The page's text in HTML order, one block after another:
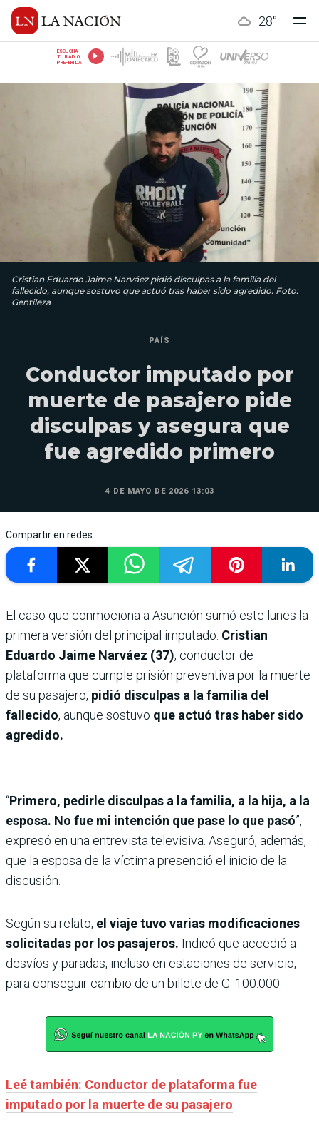
28°
ESCUCHÁ
TU RADIO
PREFERIDA
Cristian Eduardo Jaime Narváez pidió disculpas a la familia del
fallecido, aunque sostuvo que actuó tras haber sido agredido. Foto:
Gentileza
PAÍS
Conductor imputado por
muerte de pasajero pide
disculpas y asegura que
fue agredido primero
4 DE MAYO DE 2026 13:03
Compartir en redes
El caso que conmociona a Asunción sumó este lunes la
primera versión del principal imputado. Cristian
Eduardo Jaime Narváez (37), conductor de
plataforma que cumple prisión preventiva por la muerte
de su pasajero, pidió disculpas a la familia del
fallecido, aunque sostuvo que actuó tras haber sido
agredido.
“Primero, pedirle disculpas a la familia, a la hija, a la
esposa. No fue mi intención que pase lo que pasó”,
expresó en una entrevista televisiva. Aseguró, además,
que la esposa de la víctima presenció el inicio de la
discusión.
Según su relato, el viaje tuvo varias modificaciones
solicitadas por los pasajeros. Indicó que accedió a
desvíos y paradas, incluso en estaciones de servicio,
para conseguir cambio de un billete de G. 100.000.
Leé también: Conductor de plataforma fue
imputado por la muerte de su pasajero